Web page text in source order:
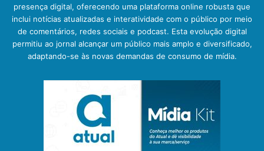
presença digital, oferecendo uma plataforma online robusta que
inclui notícias atualizadas e interatividade com o público por meio
de comentários, redes sociais e podcast. Esta evolução digital
permitiu ao jornal alcançar um público mais amplo e diversificado,
adaptando-se às novas demandas de consumo de mídia.